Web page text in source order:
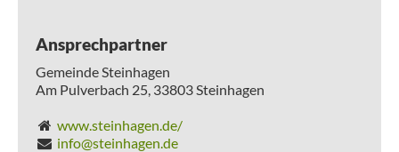
Ansprechpartner
Gemeinde Steinhagen
Am Pulverbach 25, 33803 Steinhagen
www.steinhagen.de/
info@steinhagen.de